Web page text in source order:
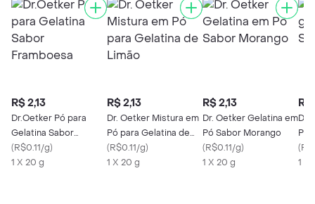
R$ 2,13
Dr.Oetker Pó para
Gelatina Sabor
Framboesa
(R$0.11/g)
1 X 20 g
R$ 2,13
Dr. Oetker Mistura em
Pó para Gelatina de
Limão
(R$0.11/g)
1 X 20 g
R$ 2,13
Dr. Oetker Gelatina em
Pó Sabor Morango
(R$0.11/g)
1 X 20 g
R$
Dr.
Pó
(
1 X